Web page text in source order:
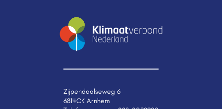
Zijpendaalseweg 6
6814CK Arnhem